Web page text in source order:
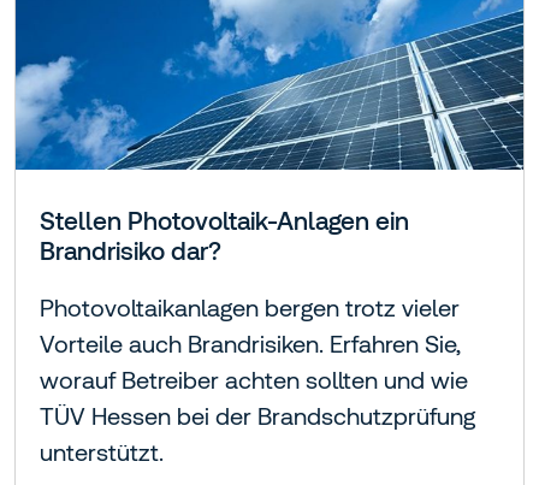
Stellen Photovoltaik-Anlagen ein
Brandrisiko dar?
Photovoltaikanlagen bergen trotz vieler
Vorteile auch Brandrisiken. Erfahren Sie,
worauf Betreiber achten sollten und wie
TÜV Hessen bei der Brandschutzprüfung
unterstützt.